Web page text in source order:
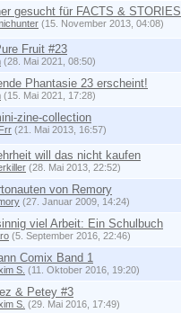
gesucht für FACTS & STORIES
(15. November 2013, 04:08)
Fruit #23
(28. Mai 2021, 08:50)
Phantasie 23 erscheint!
(15. Mai 2021, 17:28)
zine-collection
(21. Mai 2013, 16:57)
will das nicht kaufen
(28. Mai 2013, 22:52)
von Remory
(27. Januar 2009, 14:24)
viel Arbeit: Ein Schulbuch
(5. September 2016, 22:46)
Comix Band 1
S. (11. Oktober 2016, 19:20)
& Petey #3
S. (29. Mai 2016, 17:49)